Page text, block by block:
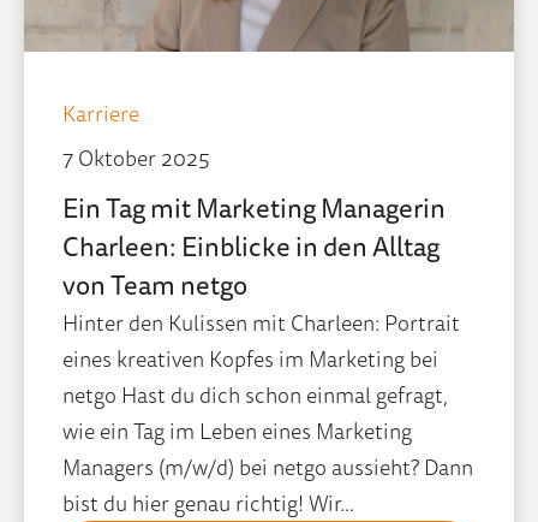
Karriere
7 Oktober 2025
Ein Tag mit Marketing Managerin
Charleen: Einblicke in den Alltag
von Team netgo
Hinter den Kulissen mit Charleen: Portrait
eines kreativen Kopfes im Marketing bei
netgo Hast du dich schon einmal gefragt,
wie ein Tag im Leben eines Marketing
Managers (m/w/d) bei netgo aussieht? Dann
bist du hier genau richtig! Wir...